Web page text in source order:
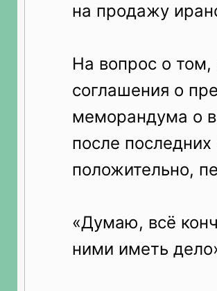
на продажу
На вопрос о том,
соглашения о
меморандума о
после
положительно,
«Думаю, всё
ними иметь